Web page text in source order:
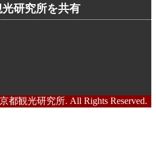
研究所を共有
都観光研究所. All Rights Reserved.